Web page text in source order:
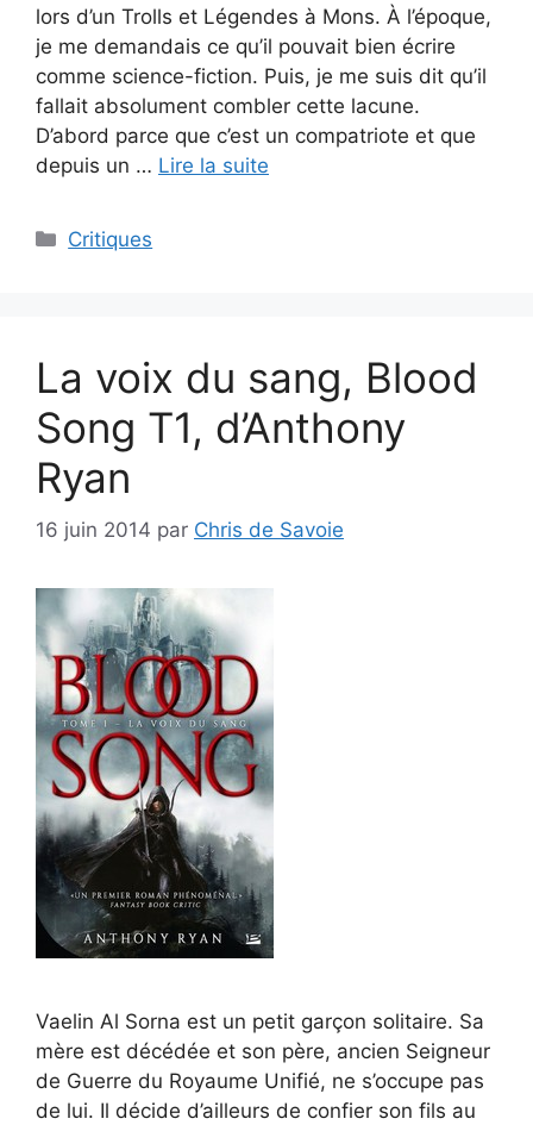
lors d’un Trolls et Légendes à Mons. À l’époque,
je me demandais ce qu’il pouvait bien écrire
comme science-fiction. Puis, je me suis dit qu’il
fallait absolument combler cette lacune.
D’abord parce que c’est un compatriote et que
depuis un … Lire la suite
Critiques
La voix du sang, Blood
Song T1, d’Anthony
Ryan
16 juin 2014 par Chris de Savoie
Vaelin Al Sorna est un petit garçon solitaire. Sa
mère est décédée et son père, ancien Seigneur
de Guerre du Royaume Unifié, ne s’occupe pas
de lui. Il décide d’ailleurs de confier son fils au